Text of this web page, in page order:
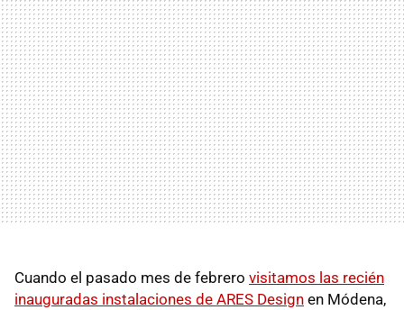
Cuando el pasado mes de febrero visitamos las recién
inauguradas instalaciones de ARES Design en Módena,